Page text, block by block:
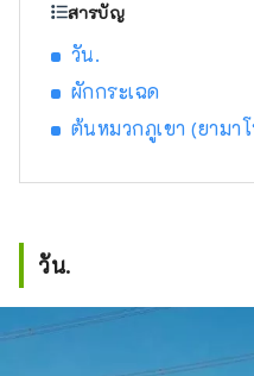
หมวกฟางได้ทั่ว
ทำจากวัตถุดิบ
รสชาติอร่อยทั้
สารบัญ
วัน.
ผักกระเฉด
ต้นหมวกภูเขา (ยามา
วัน.